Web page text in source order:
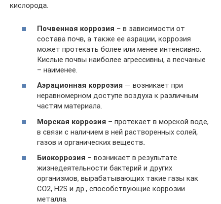
кислорода.
Почвенная коррозия – в зависимости от
состава почв, а также ее аэрации, коррозия
может протекать более или менее интенсивно.
Кислые почвы наиболее агрессивны, а песчаные
– наименее.
Аэрационная коррозия — возникает при
неравномерном доступе воздуха к различным
частям материала.
Морская коррозия – протекает в морской воде,
в связи с наличием в ней растворенных солей,
газов и органических веществ.
Биокоррозия – возникает в результате
жизнедеятельности бактерий и других
организмов, вырабатывающих такие газы как
CO2, H2S и др., способствующие коррозии
металла.